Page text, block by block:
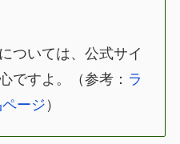
ついては、公式サイ
ですよ。（参考： ラ
ージ ）